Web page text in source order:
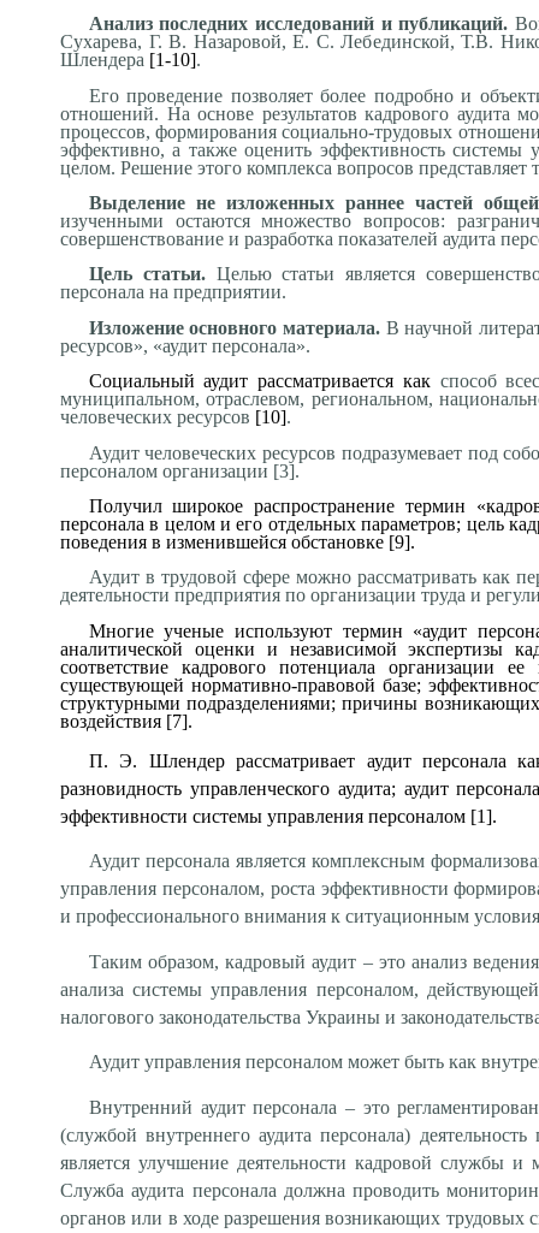
Анализ последних исследований и публикаций.
Сухарева, Г. В. Назаровой, Е. С. Лебединской, Т.В.
Шлендера [1-10].
Его проведение позволяет более подробно и
отношений. На основе результатов кадрового аудита
процессов, формирования социально-трудовых
эффективно, а также оценить эффективность системы
целом. Решение этого комплекса вопросов представляет
Выделение не изложенных раннее частей
изученными остаются множество вопросов:
совершенствование и разработка показателей аудита
Цель статьи.Целью статьи является
персонала на предприятии.
Изложение основного материала. В научной
ресурсов», «аудит персонала».
Социальный аудит рассматривается как способ
муниципальном, отраслевом, региональном,
человеческих ресурсов [10].
Аудит человеческих ресурсов подразумевает под
персоналом организации [3].
Получил широкое распространение термин
персонала в целом и его отдельных параметров; цель
поведения в изменившейся обстановке [9].
Аудит в трудовой сфере можно рассматривать как
деятельности предприятия по организации труда и
Многие ученые используют термин «аудит
аналитической оценки и независимой экспертизы
соответствие кадрового потенциала организации
существующей нормативно-правовой базе;
структурными подразделениями; причины
воздействия [7].
П. Э. Шлендер рассматривает аудит персонала
разновидность управленческого аудита; аудит
эффективности системы управления персоналом [1].
Аудит персонала является комплексным
управления персоналом, роста эффективности
и профессионального внимания к ситуационным
Таким образом, кадровый аудит – это анализ
анализа системы управления персоналом,
налогового законодательства Украины и
Аудит управления персоналом может быть как
Внутренний аудит персонала – это
(службой внутреннего аудита персонала)
является улучшение деятельности кадровой службы
Служба аудита персонала должна проводить
органов или в ходе разрешения возникающих трудовых